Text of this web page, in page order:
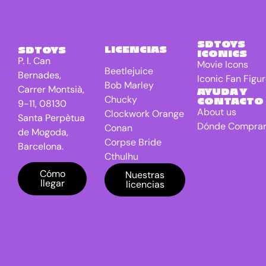
Freddy VS
Jason
Friday the
13th
Game Of
Thrones TV
series
Gremlins
Harry
Potter
SDTOYS
P. I. Can
Bernades,
Carrer Montsià,
9-11, 08130
Santa Perpètua
de Mogoda,
Barcelona.
Cómo
llegar
LICENCIAS
Beetlejuice
Bob Marley
Chucky
Clockwork Orange
Conan
Corpse Bride
Cthulhu
DC Universe
Batman
Dragon Ball
Nuestras
licencias
SDTOYS
ICONICS
Movie Icons
Iconic Fan
AYUDA Y
CONTACTO
About us
Dónde Comprar